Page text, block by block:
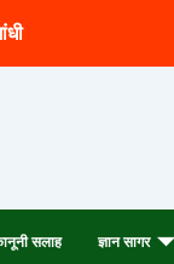
सलाह ज्ञान सागर